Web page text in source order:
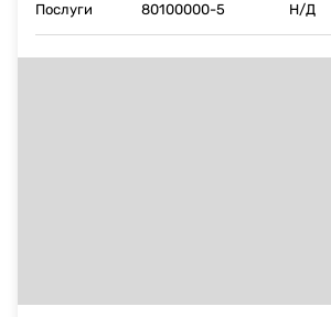
Послуги 80100000-5 Н/Д